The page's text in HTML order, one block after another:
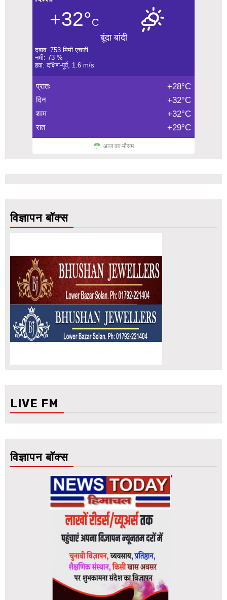
+32°C
बूंदा बांदी
दबाव: 753 मिमी एचजी
नमी: 73 %
हवा: दक्षिण-पूर्व, 1.6 m/s
प्रातः +28°C
दिन +32°C
शाम +32°C
रात +29°C
आज का मौसम
विज्ञापन बॉक्स
LIVE FM
विज्ञापन बॉक्स